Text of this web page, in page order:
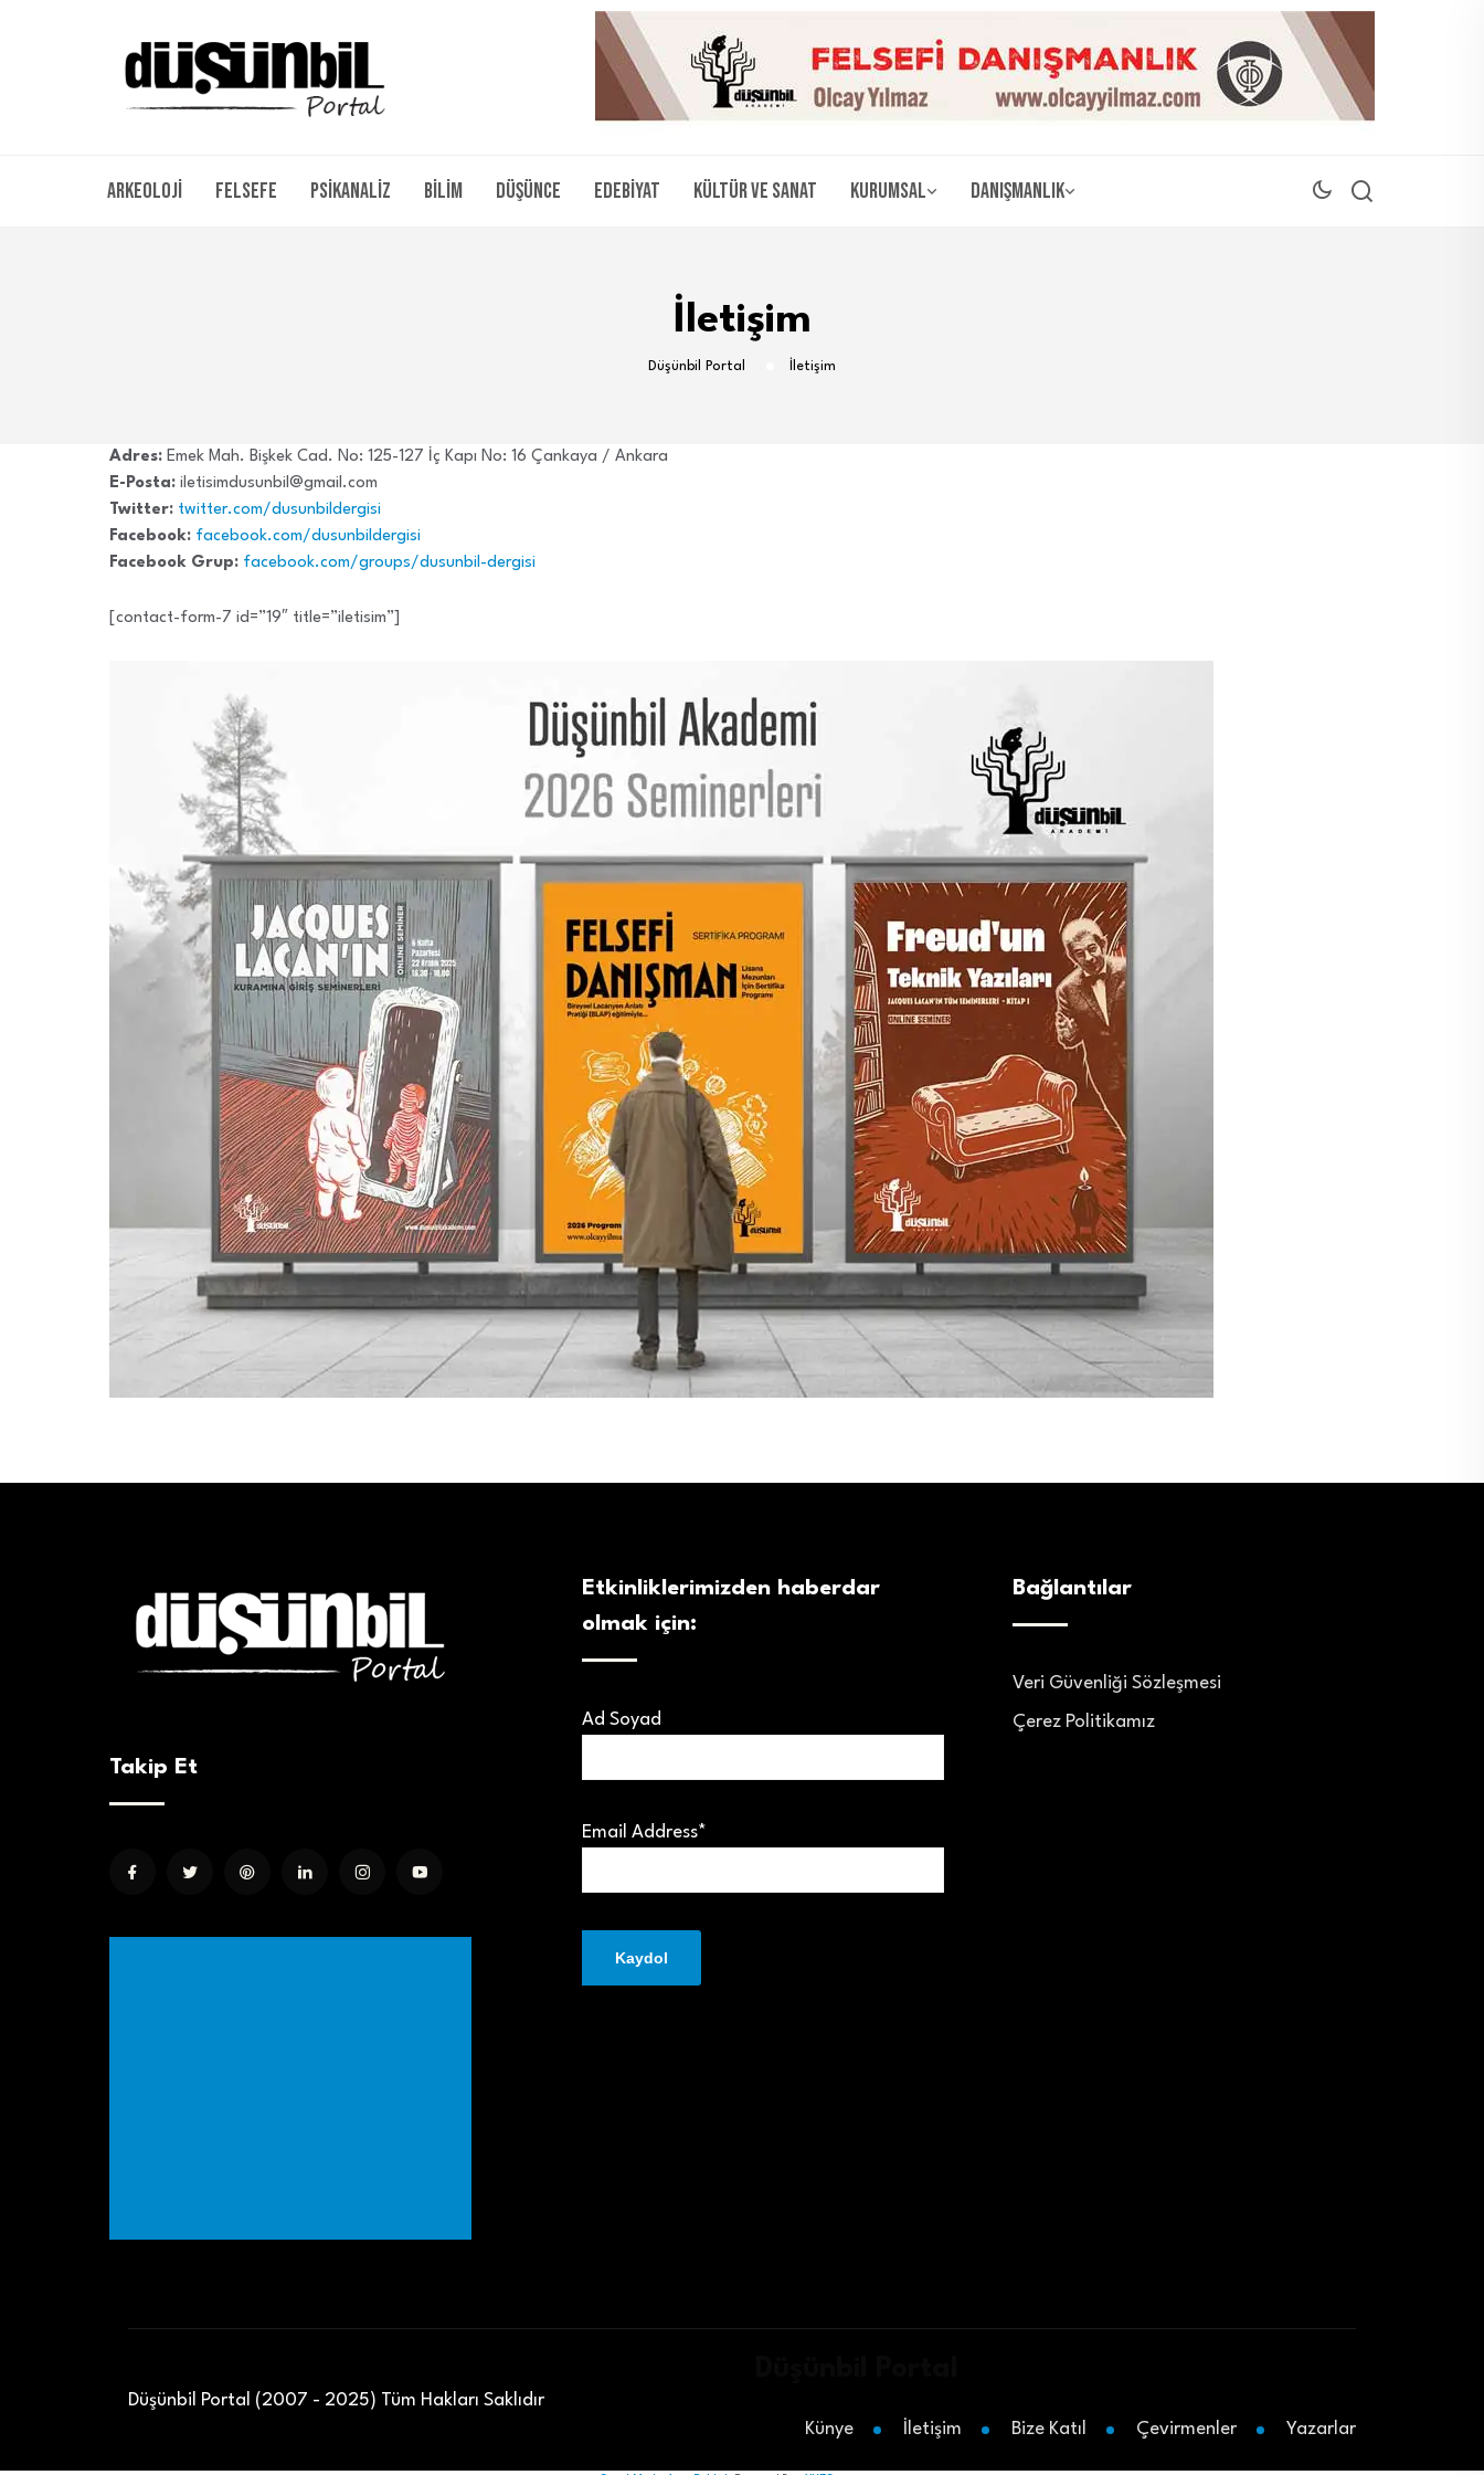
Arkeoloji Felsefe Psikanaliz Bilim Düşünce Edebiyat Kültür ve Sanat Kurumsal Danışmanlık
İletişim
Düşünbil Portal İletişim
Adres: Emek Mah. Bişkek Cad. No: 125-127 İç Kapı No: 16 Çankaya / Ankara
E-Posta: iletisimdusunbil@gmail.com
Twitter: twitter.com/dusunbildergisi
Facebook: facebook.com/dusunbildergisi
Facebook Grup: facebook.com/groups/dusunbil-dergisi
[contact-form-7 id=”19″ title=”iletisim”]
Takip Et
Etkinliklerimizden haberdar
olmak için:
Ad Soyad
Email Address*
Bağlantılar
Veri Güvenliği Sözleşmesi
Çerez Politikamız
Düşünbil Portal (2007 - 2025) Tüm Hakları Saklıdır
Künye İletişim Bize Katıl Çevirmenler Yazarlar